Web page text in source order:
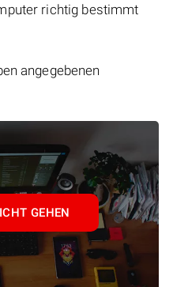
richtig bestimmt
angegebenen
GEHEN